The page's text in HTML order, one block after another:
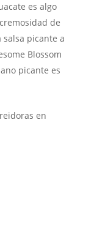
es algo
de
salsa picante a
Blossom
picante es
en